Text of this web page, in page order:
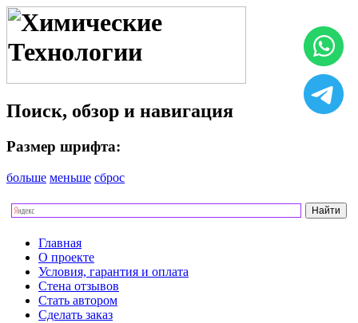
Поиск, обзор и навигация
Размер шрифта:
больше меньше сброс
Главная
О проекте
Условия, гарантия и оплата
Стена отзывов
Стать автором
Сделать заказ